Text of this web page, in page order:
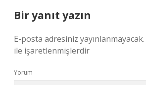
Bir yanıt yazın
E-posta adresiniz yayınlanmayacak.
ile işaretlenmişlerdir
Yorum